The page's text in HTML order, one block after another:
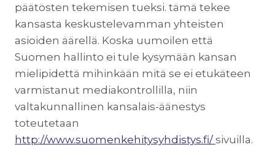
päätösten tekemisen tueksi. tämä tekee
kansasta keskustelevamman yhteisten
asioiden äärellä. Koska uumoilen että
Suomen hallinto ei tule kysymään kansan
mielipidettä mihinkään mitä se ei etukäteen
varmistanut mediakontrollilla, niin
valtakunnallinen kansalais-äänestys
toteutetaan
http://www.suomenkehitysyhdistys.fi/sivuilla.